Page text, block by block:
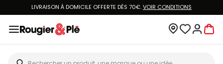
LIVRAISON À DOMICILE OFFERTE DÈS 70€.VOIR CONDITIONS